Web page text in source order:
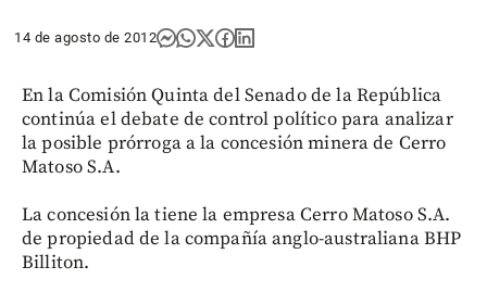
14 de agosto de 2012
En la Comisión Quinta del Senado de la República
continúa el debate de control político para analizar
la posible prórroga a la concesión minera de Cerro
Matoso S.A.
La concesión la tiene la empresa Cerro Matoso S.A.
de propiedad de la compañía anglo-australiana BHP
Billiton.